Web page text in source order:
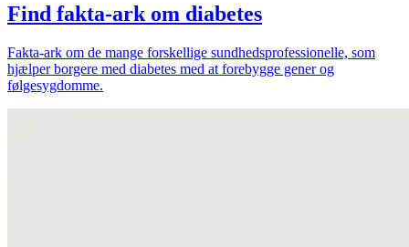
Find fakta-ark om diabetes
Fakta-ark om de mange forskellige sundhedsprofessionelle, som
hjælper borgere med diabetes med at forebygge gener og
følgesygdomme.